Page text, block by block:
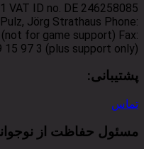
VAT ID no. DE 246258085
Jörg Strathaus Phone:
for game support) Fax:
97 3 (plus support only)
پشتیبانی:
تماس
مسئول حفاظت از